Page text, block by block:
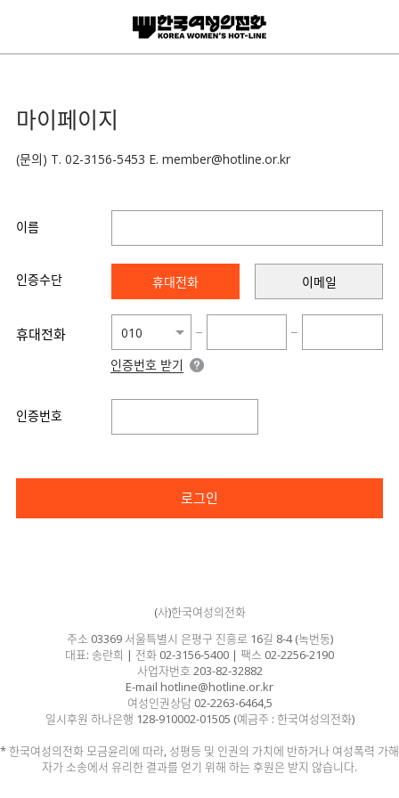
마이페이지
(문의) T. 02-3156-5453 E. member@hotline.or.kr
이름
인증수단 휴대전화 이메일
휴대전화 − −
인증번호 받기
인증번호
로그인
(사)한국여성의전화
주소 03369 서울특별시 은평구 진흥로 16길 8-4 (녹번동)
대표: 송란희 | 전화 02-3156-5400 | 팩스 02-2256-2190
사업자번호 203-82-32882
E-mail hotline@hotline.or.kr
여성인권상담 02-2263-6464,5
일시후원 하나은행 128-910002-01505 (예금주 : 한국여성의전화)
* 한국여성의전화 모금윤리에 따라, 성평등 및 인권의 가치에 반하거나 여성폭력 가해
자가 소송에서 유리한 결과를 얻기 위해 하는 후원은 받지 않습니다.